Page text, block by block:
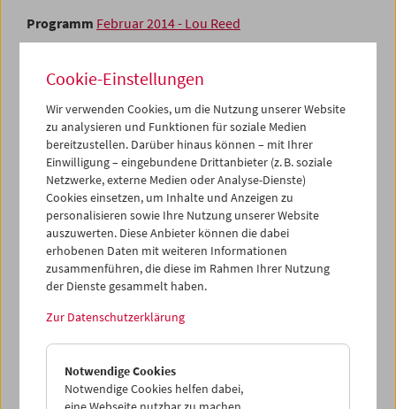
Programm Februar 2014 - Lou Reed
Cookie-Einstellungen
Wir verwenden Cookies, um die Nutzung unserer Website
zu analysieren und Funktionen für soziale Medien
bereitzustellen. Darüber hinaus können – mit Ihrer
Einwilligung – eingebundene Drittanbieter (z. B. soziale
Netzwerke, externe Medien oder Analyse-Dienste)
Cookies einsetzen, um Inhalte und Anzeigen zu
personalisieren sowie Ihre Nutzung unserer Website
auszuwerten. Diese Anbieter können die dabei
erhobenen Daten mit weiteren Informationen
zusammenführen, die diese im Rahmen Ihrer Nutzung
der Dienste gesammelt haben.
Zur Datenschutzerklärung
Notwendige Cookies
Notwendige Cookies helfen dabei,